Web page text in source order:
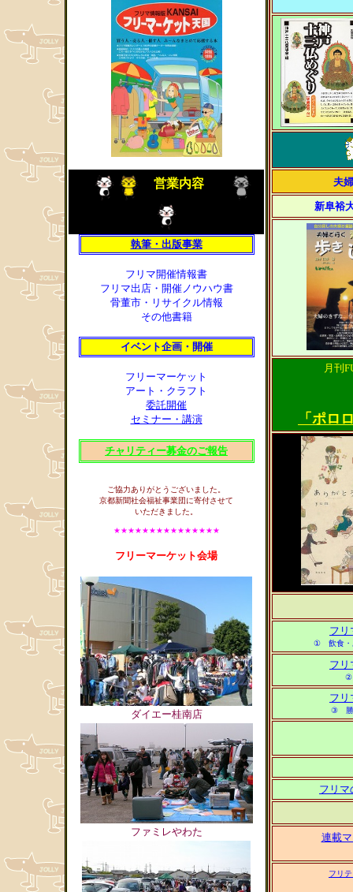
営業内容
執筆・出版事業
フリマ開催情報書
フリマ出店・開催ノウハウ書
骨董市・リサイクル情報
その他書籍
イベント企画・開催
フリーマーケット
アート・クラフト
委託開催
セミナー・講演
チャリティー募金のご報告
ご協力ありがとうございました。
京都新聞社会福祉事業団に寄付させて
いただきました。
★★★★★★★★★★★★★★★
フリーマーケット会場
ダイエー桂南店
ファミレやわた
夫
新阜裕
月刊
「ポロ
フリ
① 飲食・
フリ
②
フリ
③ 勝
フリマ
連載
フリ